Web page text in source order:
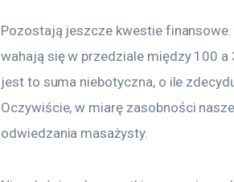
Pozostają jeszcze kwestie
wahają się w przedziale między 100 a
jest to suma niebotyczna, o ile
Oczywiście, w miarę zasobności
odwiedzania masażysty.